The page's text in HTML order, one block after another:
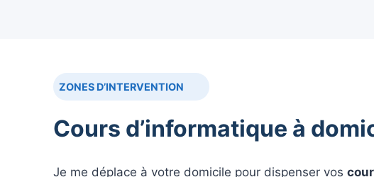
ZONES D’INTERVENTION
Cours d’informatique à
Je me déplace à votre domicile pour dispenser vos